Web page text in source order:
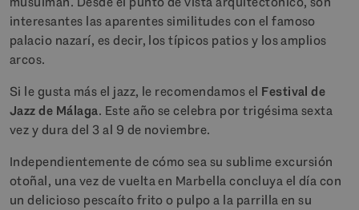
interesantes las aparentes similitudes con el famoso
palacio nazarí, es decir, los típicos patios y los amplios
arcos.
Si le gusta más el jazz, le recomendamos el Festival de
Jazz de Málaga. Este año se celebra por trigésima sexta
vez y dura del 3 al 9 de noviembre.
Independientemente de cómo sea su sublime excursión
otoñal, una vez de vuelta en Marbella concluya el día con
un delicioso pescaíto frito o pulpo a la parrilla en su